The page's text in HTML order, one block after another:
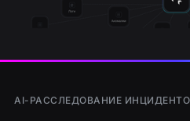
AI-РАССЛЕДОВАНИЕ